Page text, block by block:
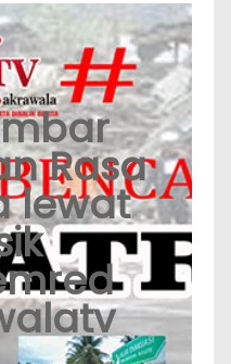
Rasa
lewat